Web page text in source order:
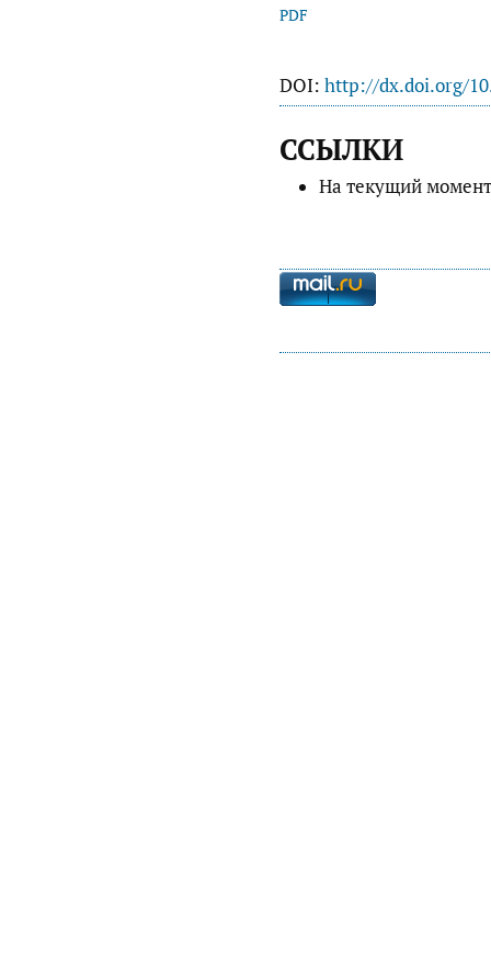
PDF
DOI: http://dx.doi.org/
ССЫЛКИ
На текущий